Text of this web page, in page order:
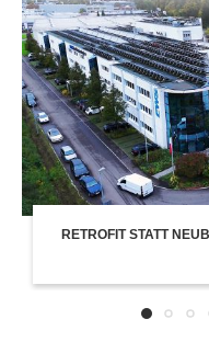
RETROFIT STATT